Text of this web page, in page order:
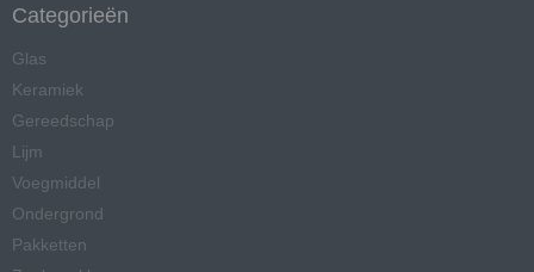
Categorieën
Glas
Keramiek
Gereedschap
Lijm
Voegmiddel
Ondergrond
Pakketten